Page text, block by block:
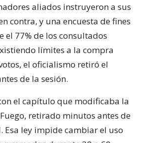
aliados instruyeron a sus
contra, y una encuesta de fines
el 77% de los consultados
límites a la compra
el oficialismo retiró el
de la sesión.
el capítulo que modificaba la
retirado minutos antes de
Esa ley impide cambiar el uso